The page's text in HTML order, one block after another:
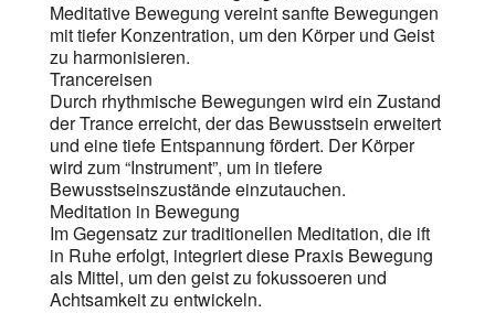
Meditative Bewegung vereint sanfte Bewegungen
mit tiefer Konzentration, um den Körper und Geist
zu harmonisieren.
Trancereisen
Durch rhythmische Bewegungen wird ein Zustand
der Trance erreicht, der das Bewusstsein erweitert
und eine tiefe Entspannung fördert. Der Körper
wird zum “Instrument”, um in tiefere
Bewusstseinszustände einzutauchen.
Meditation in Bewegung
Im Gegensatz zur traditionellen Meditation, die ift
in Ruhe erfolgt, integriert diese Praxis Bewegung
als Mittel, um den geist zu fokussoeren und
Achtsamkeit zu entwickeln.